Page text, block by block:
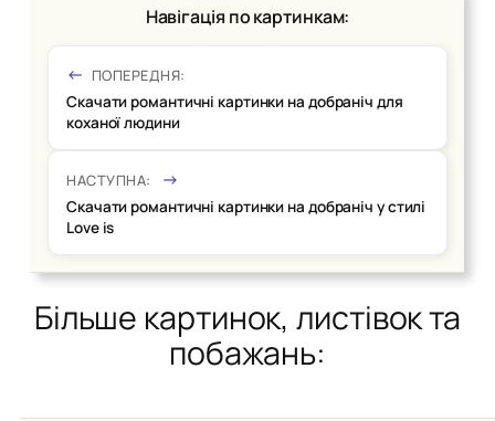
Навігація по картинкам:
ПОПЕРЕДНЯ:
Скачати романтичні картинки на добраніч для
коханої людини
НАСТУПНА:
Скачати романтичні картинки на добраніч у стилі
Love is
Більше картинок, листівок та
побажань: